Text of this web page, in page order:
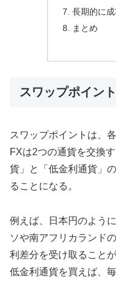
長期的に
まとめ
スワップポイン
スワップポイントは、
FXは2つの通貨を交換
貨」と「低金利通貨」
ることになる。
例えば、日本円のよう
ソや南アフリカランド
利差分を受け取ること
低金利通貨を買えば、